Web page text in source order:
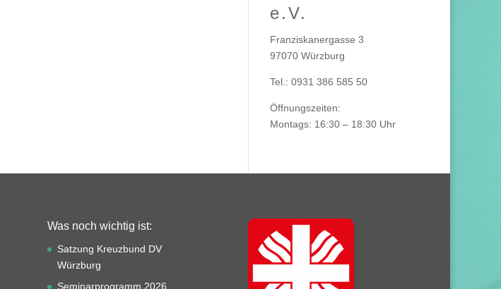
e.V.
Franziskanergasse 3
97070 Würzburg
Tel.: 0931 386 585 50
Öffnungszeiten:
Montags: 16:30 – 18:30 Uhr
Was noch wichtig ist:
Satzung Kreuzbund DV
Würzburg
Seminarprogramm 2026